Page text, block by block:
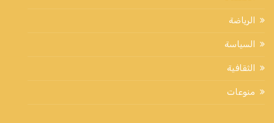
الرياضة
السياسة
الثقافية
منوعات